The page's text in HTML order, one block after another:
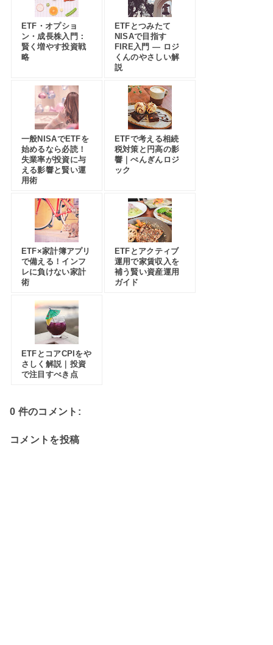
ETF・オプショ
ン・成長株入門：
賢く増やす投資戦
略
ETFとつみたて
NISAで目指す
FIRE入門 — ロジ
くんのやさしい解
説
一般NISAでETFを
始めるなら必読！
失業率が投資に与
える影響と賢い運
用術
ETFで考える相続
税対策と円高の影
響｜ぺんぎんロジ
ック
ETF×家計簿アプリ
で備える！インフ
レに負けない家計
術
ETFとアクティブ
運用で家賃収入を
補う賢い資産運用
ガイド
ETFとコアCPIをや
さしく解説｜投資
で注目すべき点
0 件のコメント:
コメントを投稿